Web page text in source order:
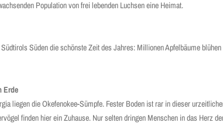
Population von frei lebenden Luchsen eine Heimat.
Süden die schönste Zeit des Jahres: Millionen Apfelbäume
Erde
liegen die Okefenokee-Sümpfe. Fester Boden ist rar in dieser
finden hier ein Zuhause. Nur selten dringen Menschen in das Herz